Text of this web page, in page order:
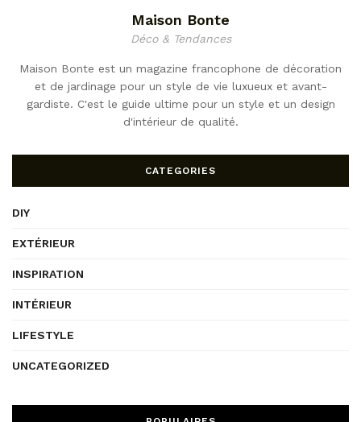
Maison Bonte
Déco & Tendances
Maison Bonte est un magazine francophone de décoration
et de jardinage pour un style de vie luxueux et avant-
gardiste. C'est le guide ultime pour un style et un design
d'intérieur de qualité.
CATEGORIES
DIY
EXTÉRIEUR
INSPIRATION
INTÉRIEUR
LIFESTYLE
UNCATEGORIZED